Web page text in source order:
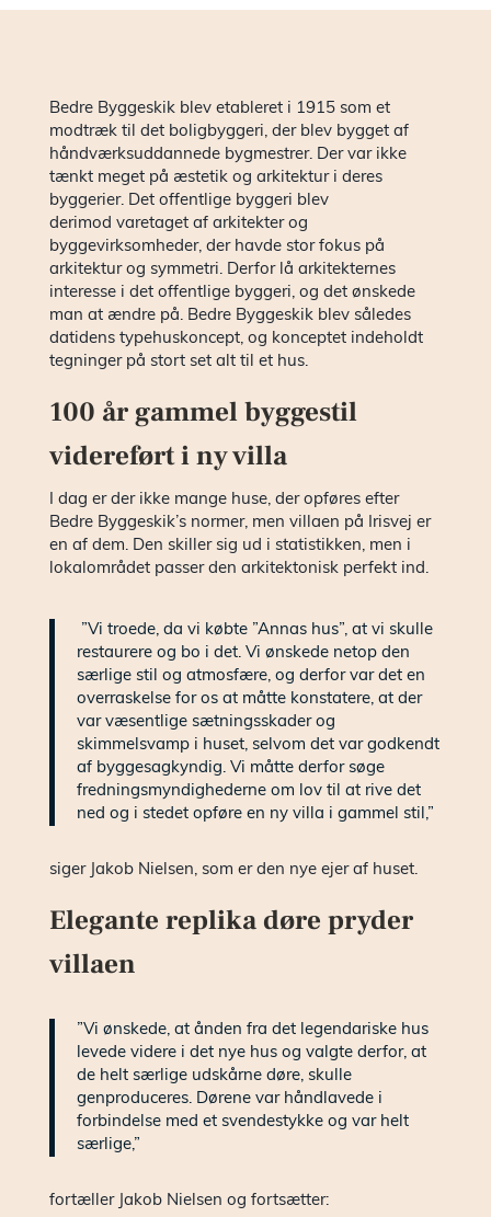
Bedre Byggeskik blev etableret i 1915 som et
modtræk til det boligbyggeri, der blev bygget af
håndværksuddannede bygmestrer. Der var ikke
tænkt meget på æstetik og arkitektur i deres
byggerier. Det offentlige byggeri blev
derimod varetaget af arkitekter og
byggevirksomheder, der havde stor fokus på
arkitektur og symmetri. Derfor lå arkitekternes
interesse i det offentlige byggeri, og det ønskede
man at ændre på. Bedre Byggeskik blev således
datidens typehuskoncept, og konceptet indeholdt
tegninger på stort set alt til et hus.
100 år gammel byggestil
videreført i ny villa
I dag er der ikke mange huse, der opføres efter
Bedre Byggeskik’s normer, men villaen på Irisvej er
en af dem. Den skiller sig ud i statistikken, men i
lokalområdet passer den arkitektonisk perfekt ind.
”Vi troede, da vi købte ”Annas hus”, at vi skulle
restaurere og bo i det. Vi ønskede netop den
særlige stil og atmosfære, og derfor var det en
overraskelse for os at måtte konstatere, at der
var væsentlige sætningsskader og
skimmelsvamp i huset, selvom det var godkendt
af byggesagkyndig. Vi måtte derfor søge
fredningsmyndighederne om lov til at rive det
ned og i stedet opføre en ny villa i gammel stil,”
siger Jakob Nielsen, som er den nye ejer af huset.
Elegante replika døre pryder
villaen
”Vi ønskede, at ånden fra det legendariske hus
levede videre i det nye hus og valgte derfor, at
de helt særlige udskårne døre, skulle
genproduceres. Dørene var håndlavede i
forbindelse med et svendestykke og var helt
særlige,”
fortæller Jakob Nielsen og fortsætter: